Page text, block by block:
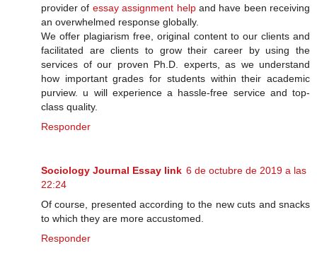
provider of essay assignment helpand have been receiving
an overwhelmed response globally.
We offer plagiarism free, original content to our clients and
facilitated are clients to grow their career by using the
services of our proven Ph.D. experts, as we understand
how important grades for students within their academic
purview. u will experience a hassle-free service and top-
class quality.
Responder
Sociology Journal Essay link 6 de octubre de 2019 a las
22:24
Of course, presented according to the new cuts and snacks
to which they are more accustomed.
Responder